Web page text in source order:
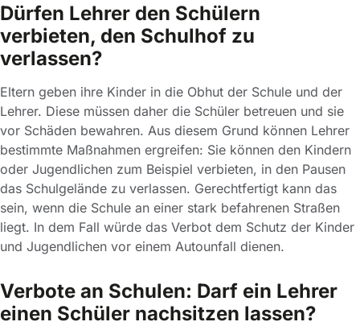
Dürfen Lehrer den Schülern
verbieten, den Schulhof zu
verlassen?
Eltern geben ihre Kinder in die Obhut der Schule und der
Lehrer. Diese müssen daher die Schüler betreuen und sie
vor Schäden bewahren. Aus diesem Grund können Lehrer
bestimmte Maßnahmen ergreifen: Sie können den Kindern
oder Jugendlichen zum Beispiel verbieten, in den Pausen
das Schulgelände zu verlassen. Gerechtfertigt kann das
sein, wenn die Schule an einer stark befahrenen Straßen
liegt. In dem Fall würde das Verbot dem Schutz der Kinder
und Jugendlichen vor einem Autounfall dienen.
Verbote an Schulen: Darf ein Lehrer
einen Schüler nachsitzen lassen?